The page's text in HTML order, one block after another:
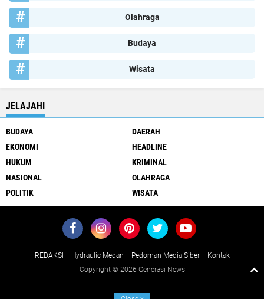
Olahraga
Budaya
Wisata
JELAJAHI
BUDAYA
DAERAH
EKONOMI
HEADLINE
HUKUM
KRIMINAL
NASIONAL
OLAHRAGA
POLITIK
WISATA
REDAKSI Hydraulic Medan Pedoman Media Siber
Kontak
Copyright © 2026 Generasi News